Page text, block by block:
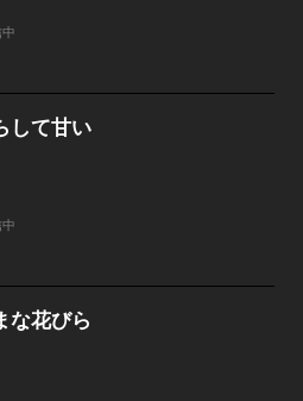
して甘い
な花びら